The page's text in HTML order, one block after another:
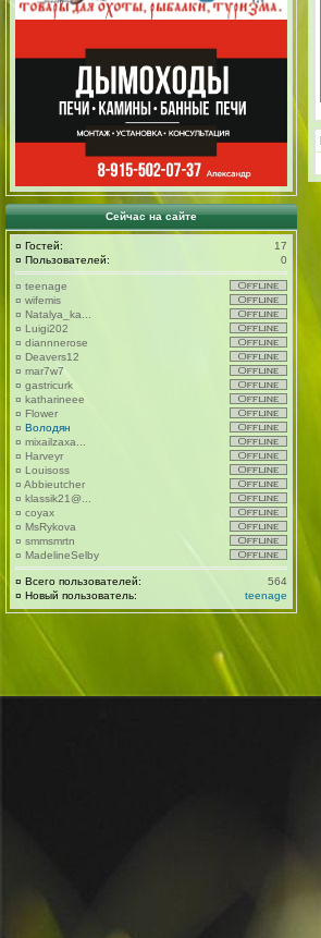
Сейчас на сайте
¤ Гостей:
17
¤ Пользователей: 0
¤ teenage
¤ wifemis
¤ Natalya_ka...
¤ Luigi202
¤ diannnerose
¤ Deavers12
¤ mar7w7
¤ gastricurk
¤ katharineee
¤ Flower
¤ Володян
¤ mixailzaxa...
¤ Harveyr
¤ Louisoss
¤ Abbieutcher
¤ klassik21@...
¤ coyax
¤ MsRykova
¤ smmsmrtn
¤ MadelineSelby
¤ Всего пользователей:
564
¤ Новый пользователь: teenage